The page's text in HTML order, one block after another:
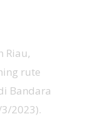
Riau,
rute
Bandara
2023).